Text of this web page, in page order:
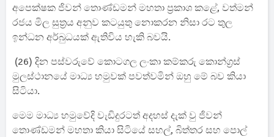
අපෙක්ෂක ජිවන් තොණ්ඩමන් මහතා ප්‍රකාශ කළේ, වත්මන්
රජය මිල සුත්‍රය අනුව කටයුතු නොකරන නිසා රට තුල
ඉන්ධන අර්බුධයක් ඇතිවිය හැකි බවයි.
(26) දින පස්වරුවේ කොටගල ලංකා කම්කරු කොන්ග්‍රස්
මුලස්ථානයේ මාධ්‍ය හමුවක් පවත්වමින් ඔහු මේ බව කියා
සිටියා.
මෙම මාධ්‍ය හමුවේදි වැඩිදුරටත් අදහස් දැක් වු ජිවන්
තොණ්ඩමන් මහතා කියා සිටියේ සහල්, බිත්තර සහ පොල්